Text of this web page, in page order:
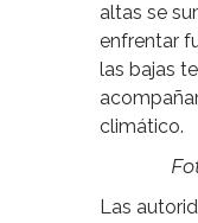
altas se
enfrentar
las bajas
climático.
Las